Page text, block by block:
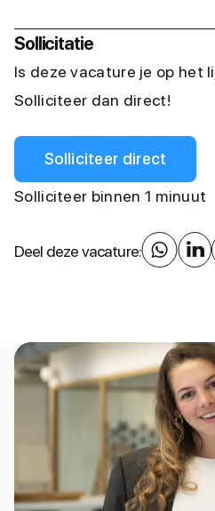
Sollicitatie
Is deze vacature je op het
Solliciteer dan direct!
Solliciteer direct
Solliciteer binnen 1 minuut
Deel deze vacature: